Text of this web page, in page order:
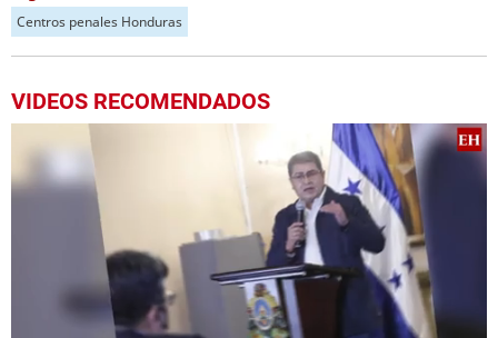
Centros penales Honduras
VIDEOS RECOMENDADOS